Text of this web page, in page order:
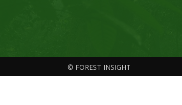
© FOREST INSIGHT